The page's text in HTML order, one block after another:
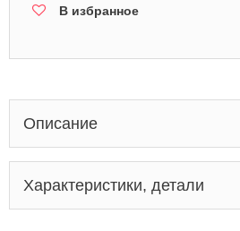
В избранное
Описание
Характеристики, детали